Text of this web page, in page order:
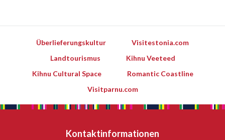
Überlieferungskultur
Visitestonia.com
Landtourismus
Kihnu Veeteed
Kihnu Cultural Space
Romantic Coastline
Visitparnu.com
Kontaktinformationen